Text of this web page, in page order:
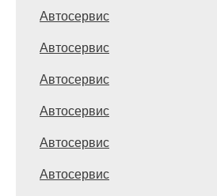
Автосервис
Автосервис
Автосервис
Автосервис
Автосервис
Автосервис